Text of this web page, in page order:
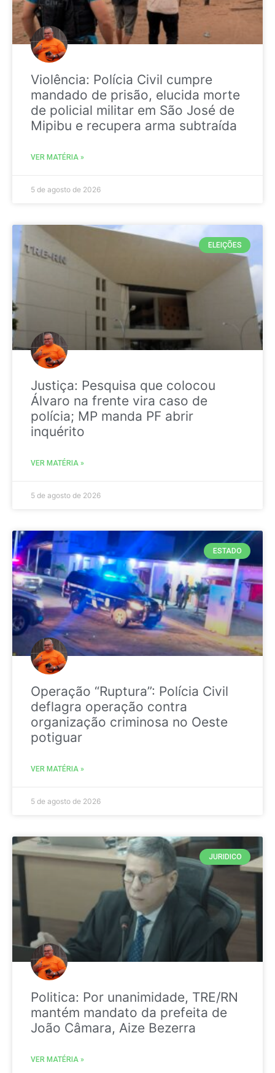
Violência: Polícia Civil cumpre
mandado de prisão, elucida morte
de policial militar em São José de
Mipibu e recupera arma subtraída
VER MATÉRIA »
5 de agosto de 2026
ELEIÇÕES
Justiça: Pesquisa que colocou
Álvaro na frente vira caso de
polícia; MP manda PF abrir
inquérito
VER MATÉRIA »
5 de agosto de 2026
ESTADO
Operação “Ruptura”: Polícia Civil
deflagra operação contra
organização criminosa no Oeste
potiguar
VER MATÉRIA »
5 de agosto de 2026
JURIDICO
Politica: Por unanimidade, TRE/RN
mantém mandato da prefeita de
João Câmara, Aize Bezerra
VER MATÉRIA »